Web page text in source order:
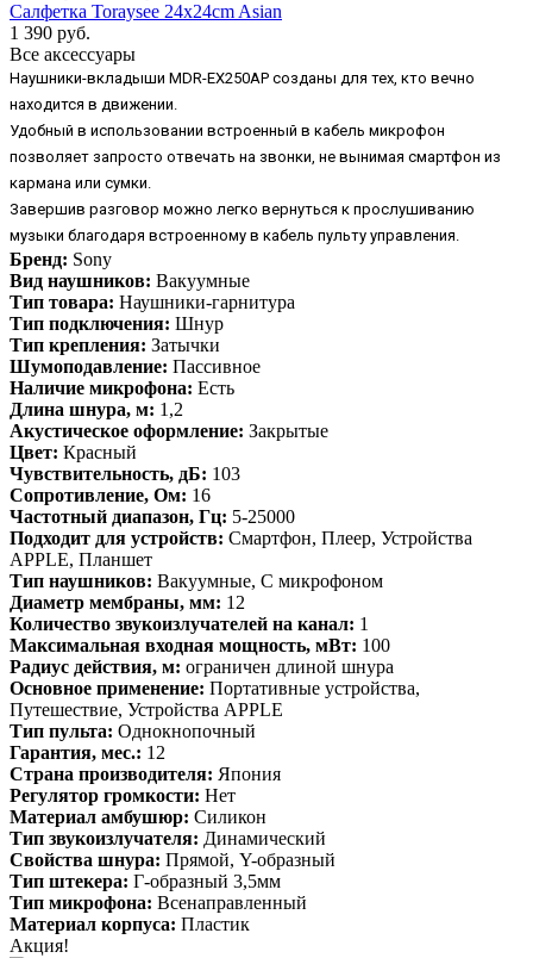
Салфетка Toraysee 24x24cm Asian
1 390 руб.
Все аксессуары
Наушники-вкладыши MDR-EX250AP созданы для тех, кто вечно
находится в движении.
Удобный в использовании встроенный в кабель микрофон
позволяет запросто отвечать на звонки, не вынимая смартфон из
кармана или сумки.
Завершив разговор можно легко вернуться к прослушиванию
музыки благодаря встроенному в кабель пульту управления.
Бренд: Sony
Вид наушников: Вакуумные
Тип товара: Наушники-гарнитура
Тип подключения: Шнур
Тип крепления: Затычки
Шумоподавление: Пассивное
Наличие микрофона: Есть
Длина шнура, м: 1,2
Акустическое оформление: Закрытые
Цвет: Красный
Чувствительность, дБ: 103
Сопротивление, Ом: 16
Частотный диапазон, Гц: 5-25000
Подходит для устройств: Смартфон, Плеер, Устройства
APPLE, Планшет
Тип наушников: Вакуумные, С микрофоном
Диаметр мембраны, мм: 12
Количество звукоизлучателей на канал: 1
Максимальная входная мощность, мВт: 100
Радиус действия, м: ограничен длиной шнура
Основное применение: Портативные устройства,
Путешествие, Устройства APPLE
Тип пульта: Однокнопочный
Гарантия, мес.: 12
Страна производителя: Япония
Регулятор громкости: Нет
Материал амбушюр: Силикон
Тип звукоизлучателя: Динамический
Свойства шнура: Прямой, Y-образный
Тип штекера: Г-образный 3,5мм
Тип микрофона: Всенаправленный
Материал корпуса: Пластик
Акция!